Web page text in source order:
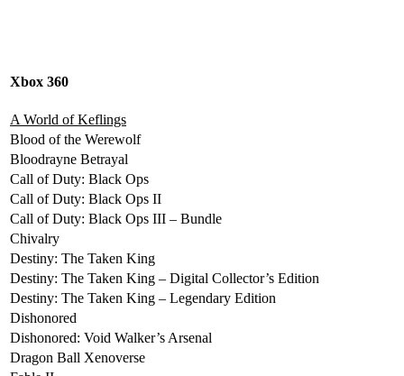
Xbox 360
A World of Keflings
Blood of the Werewolf
Bloodrayne Betrayal
Call of Duty: Black Ops
Call of Duty: Black Ops II
Call of Duty: Black Ops III – Bundle
Chivalry
Destiny: The Taken King
Destiny: The Taken King – Digital Collector’s Edition
Destiny: The Taken King – Legendary Edition
Dishonored
Dishonored: Void Walker’s Arsenal
Dragon Ball Xenoverse